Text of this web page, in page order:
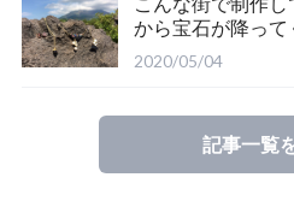
から宝石が降って
2020/05/04
記事一覧